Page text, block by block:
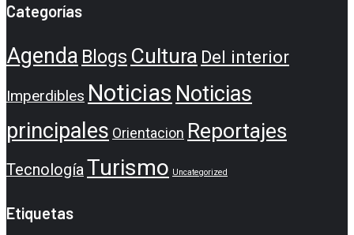
Categorías
Agenda Blogs Cultura Del interior
Imperdibles Noticias Noticias
principales Orientacion Reportajes
Tecnología Turismo Uncategorized
Etiquetas